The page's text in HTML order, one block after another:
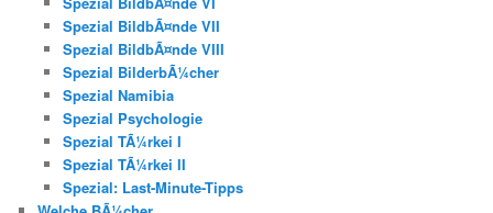
Spezial BildbÃ¤nde VII
Spezial BildbÃ¤nde VIII
Spezial BilderbÃ¼cher
Spezial Namibia
Spezial Psychologie
Spezial TÃ¼rkei I
Spezial TÃ¼rkei II
Spezial: Last-Minute-Tipps